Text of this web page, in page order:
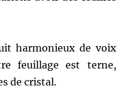
harmonieux de voix
feuillage est terne,
de cristal.